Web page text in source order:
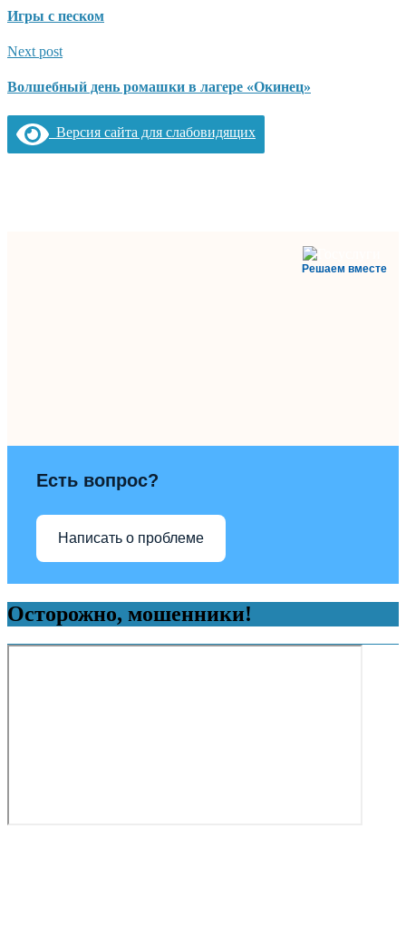
Игры с песком
Next post
Волшебный день ромашки в лагере «Окинец»
Версия сайта для слабовидящих
Решаем вместе
Есть вопрос?
Написать о проблеме
Осторожно, мошенники!